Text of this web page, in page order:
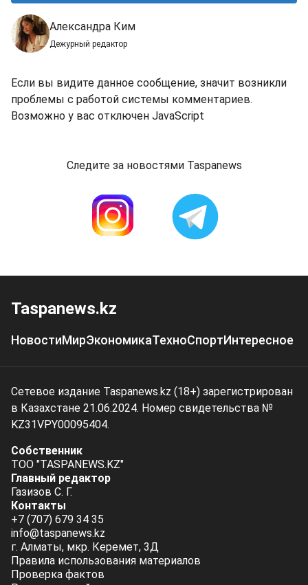
Александра Ким
Дежурный редактор
Если вы видите данное сообщение, значит возникли
проблемы с работой системы комментариев.
Возможно у вас отключен JavaScript
Следите за новостями Taspanews
Taspanews.kz
НовостиМирЭкономикаТехноСпортИнтересное
Сетевое издание Taspanews.kz (18+) зарегистрирован
в Казахстане 21.06.2024. Номер свидетельства №
KZ31VPY00095404.
Собственник
ТОО "TASPANEWS.KZ"
Главный редактор
Газизов С. Г.
Контакты
+7 (707) 679 34 35
info@taspanews.kz
г. Алматы, мкр. Керемет, 3Д
Правила использования материалов
Проверка фактов